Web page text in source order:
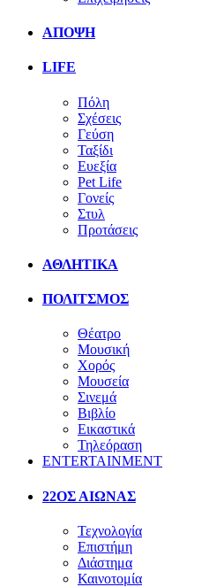
ΑΠΟΨΗ
LIFE
Πόλη
Σχέσεις
Γεύση
Ταξίδι
Ευεξία
Pet Life
Γονείς
Στυλ
Προτάσεις
ΑΘΛΗΤΙΚΑ
ΠΟΛΙΤΣΜΟΣ
Θέατρο
Μουσική
Χορός
Μουσεία
Σινεμά
Βιβλίο
Εικαστικά
Τηλεόραση
ENTERTAINMENT
22ΟΣ ΑΙΩΝΑΣ
Τεχνολογία
Επιστήμη
Διάστημα
Καινοτομία